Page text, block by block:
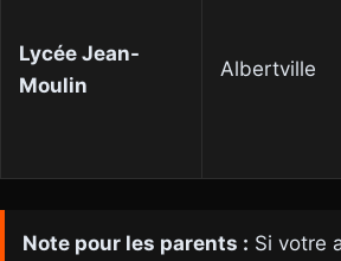
Lycée Jean-
Moulin
Albertville
Note pour les parents : Si votre